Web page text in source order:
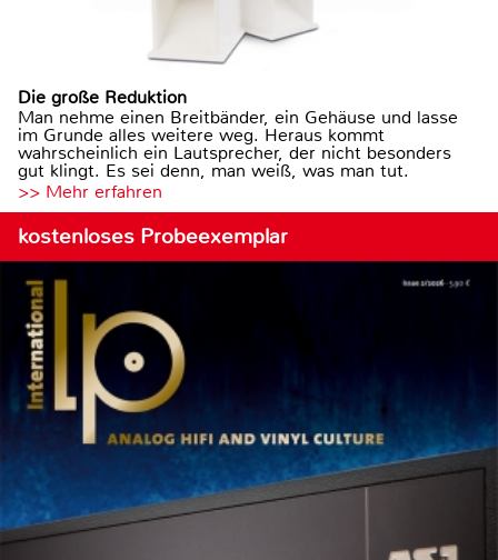
Die große Reduktion
Man nehme einen Breitbänder, ein Gehäuse und lasse
im Grunde alles weitere weg. Heraus kommt
wahrscheinlich ein Lautsprecher, der nicht besonders
gut klingt. Es sei denn, man weiß, was man tut.
>> Mehr erfahren
kostenloses Probeexemplar